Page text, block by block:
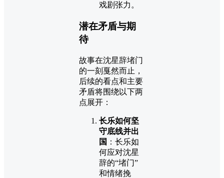
戏剧张力。
潜在矛盾与期
待
故事在沈星辞堵门
的一刻戛然而止，
后续的看点和主要
矛盾将围绕以下两
点展开：
长乐如何坚
守底线并出
国 ：长乐如
何应对沈星
辞的“堵门”
和情绪挽